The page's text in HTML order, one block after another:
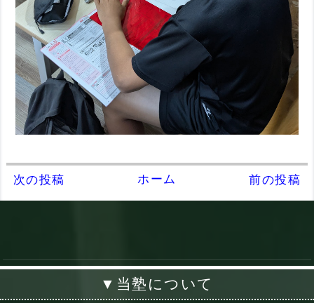
次の投稿 前の投稿
ホーム
▼当塾について